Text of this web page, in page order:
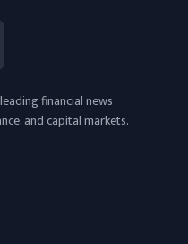
financial news
and capital markets.